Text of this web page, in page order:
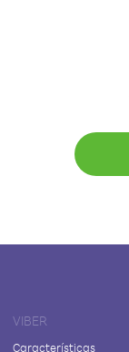
VIBER
Características